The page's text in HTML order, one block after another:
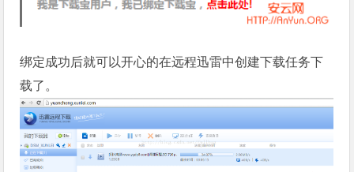
绑定成功后就可以开心的在远程迅雷中创建下载任务下
载了。